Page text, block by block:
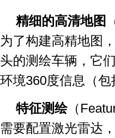
精细的高清地图
为了构建高精地图
头的测绘车辆，它
环境360度信息（
特征测绘（
需要配置激光雷达